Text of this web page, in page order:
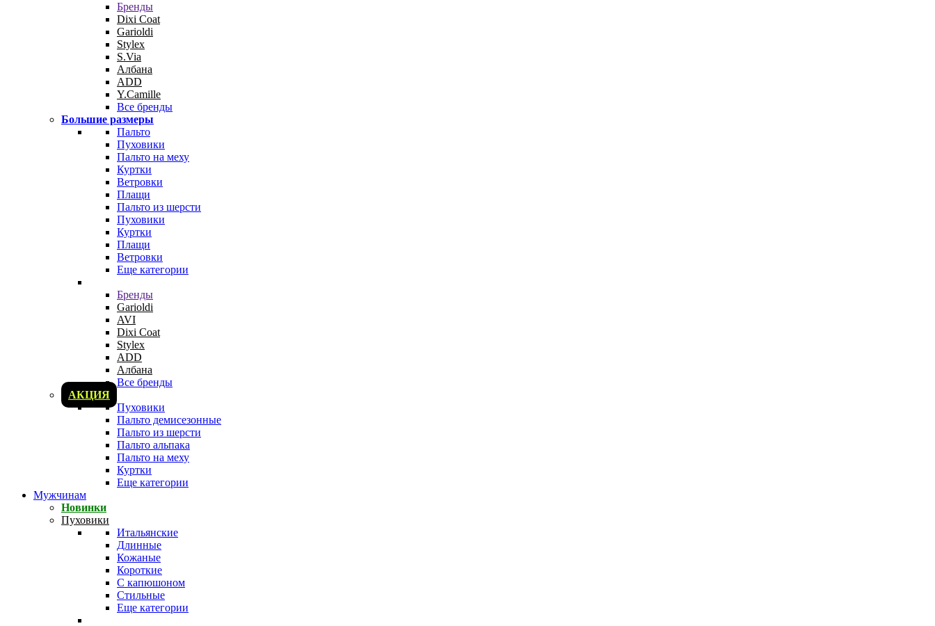
Бренды
Dixi Coat
Garioldi
Stylex
S.Via
Албана
ADD
Y.Camille
Все бренды
Большие размеры
Пальто
Пуховики
Пальто на меху
Куртки
Ветровки
Плащи
Пальто из шерсти
Пуховики
Куртки
Плащи
Ветровки
Еще категории
Бренды
Garioldi
AVI
Dixi Coat
Stylex
ADD
Албана
Все бренды
АКЦИЯ
Пуховики
Пальто демисезонные
Пальто из шерсти
Пальто альпака
Пальто на меху
Куртки
Еще категории
Мужчинам
Новинки
Пуховики
Итальянские
Длинные
Кожаные
Короткие
С капюшоном
Стильные
Еще категории